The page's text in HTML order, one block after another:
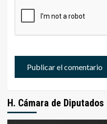
H. Cámara de Diputados